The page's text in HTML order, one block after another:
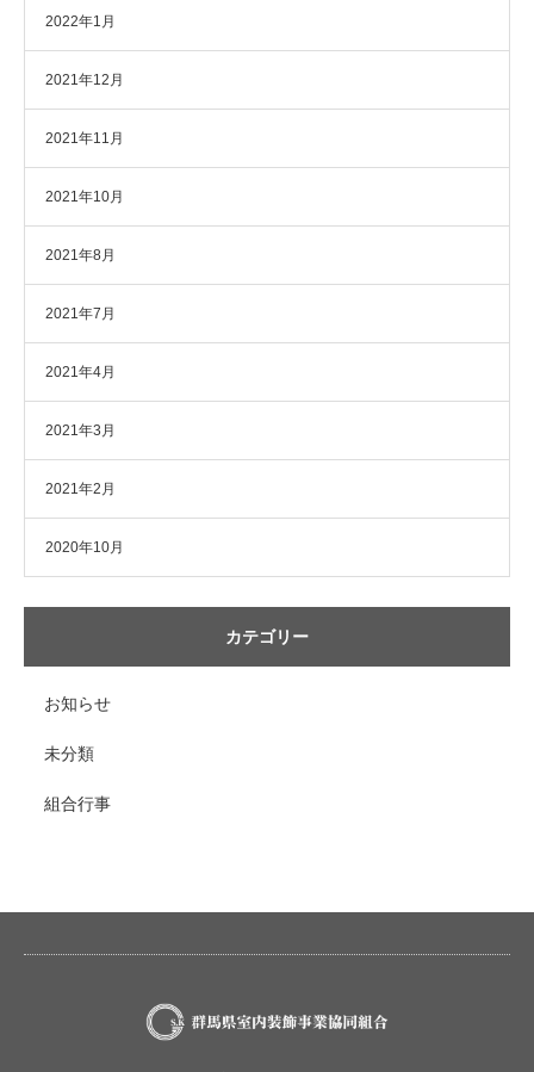
2022年1月
2021年12月
2021年11月
2021年10月
2021年8月
2021年7月
2021年4月
2021年3月
2021年2月
2020年10月
カテゴリー
お知らせ
未分類
組合行事